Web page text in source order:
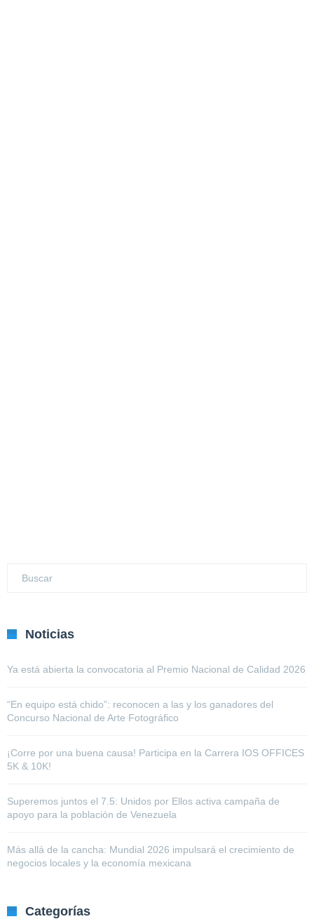
Noticias
Ya está abierta la convocatoria al Premio Nacional de Calidad 2026
“En equipo está chido”: reconocen a las y los ganadores del
Concurso Nacional de Arte Fotográfico
¡Corre por una buena causa! Participa en la Carrera IOS OFFICES
5K & 10K!
Superemos juntos el 7.5: Unidos por Ellos activa campaña de
apoyo para la población de Venezuela
Más allá de la cancha: Mundial 2026 impulsará el crecimiento de
negocios locales y la economía mexicana
Categorías